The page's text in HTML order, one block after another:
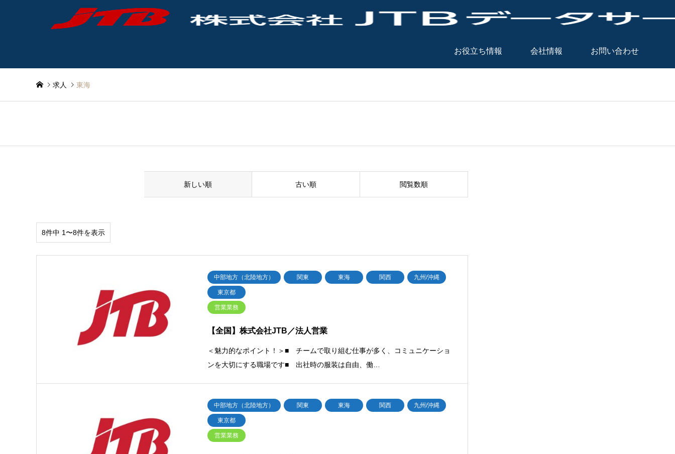
お役立ち情報 会社情報 お問い合わせ
求人 東海
新しい順 古い順 閲覧数順
8件中 1〜8件を表示
中部地方（北陸地方） 関東 東海 関西 九州/沖縄
東京都
営業業務
【全国】株式会社JTB／法人営業
＜魅力的なポイント！＞■ チームで取り組む仕事が多く、コミュニケーショ
ンを大切にする職場です■ 出社時の服装は自由、働…
中部地方（北陸地方） 関東 東海 関西 九州/沖縄
東京都
営業業務